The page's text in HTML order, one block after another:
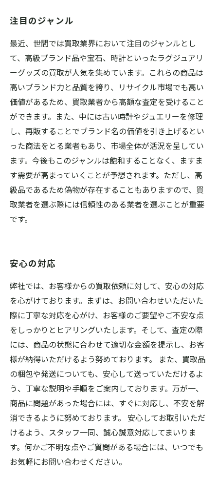
注目のジャンル
最近、世間では買取業界において注目のジャンルとし
て、高級ブランド品や宝石、時計といったラグジュアリ
ーグッズの買取が人気を集めています。これらの商品は
高いブランド力と品質を誇り、リサイクル市場でも高い
価値があるため、買取業者から高額な査定を受けること
ができます。また、中には古い時計やジュエリーを修理
し、再販することでブランド名の価値を引き上げるとい
った商法をとる業者もあり、市場全体が活況を呈してい
ます。今後もこのジャンルは飽和することなく、ますま
す需要が高まっていくことが予想されます。ただし、高
級品であるため偽物が存在することもありますので、買
取業者を選ぶ際には信頼性のある業者を選ぶことが重要
です。
安心の対応
弊社では、お客様からの買取依頼に対して、安心の対応
を心がけております。まずは、お問い合わせいただいた
際に丁寧な対応を心がけ、お客様のご要望やご不安な点
をしっかりとヒアリングいたします。そして、査定の際
には、商品の状態に合わせて適切な金額を提示し、お客
様が納得いただけるよう努めております。 また、買取品
の梱包や発送についても、安心して送っていただけるよ
う、丁寧な説明や手順をご案内しております。万が一、
商品に問題があった場合には、すぐに対応し、不安を解
消できるように努めております。 安心してお取引いただ
けるよう、スタッフ一同、誠心誠意対応してまいりま
す。何かご不明な点やご質問がある場合には、いつでも
お気軽にお問い合わせください。